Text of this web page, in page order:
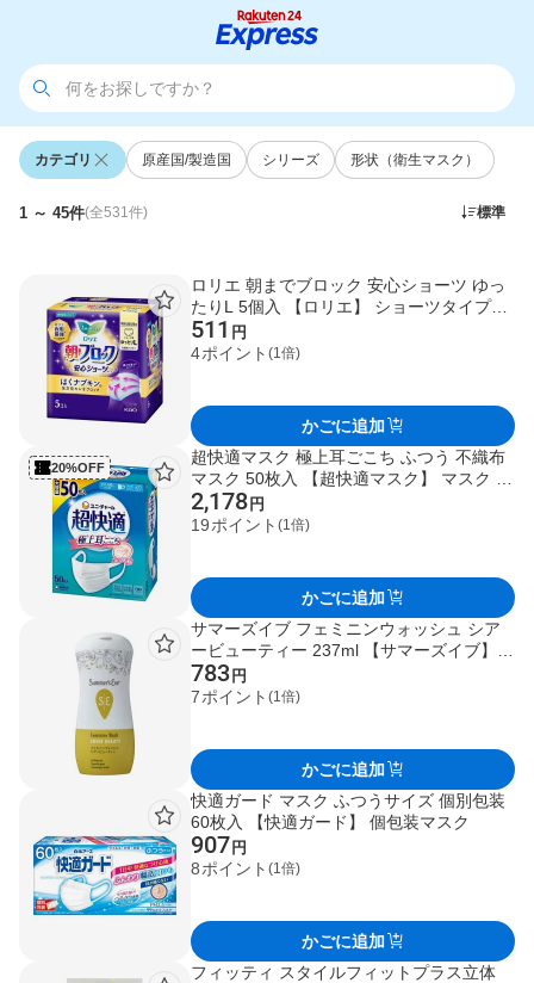
カテゴリ 原産国/製造国 シリーズ 形状（衛生マスク）
1 ～ 45件(全531件) 標準
ロリエ 朝までブロック 安心ショーツ ゆっ
たりL 5個入 【ロリエ】 ショーツタイプナ
プキン
511 円
4ポイント (1倍)
かごに追加
20%OFF
超快適マスク 極上耳ごこち ふつう 不織布
マスク 50枚入 【超快適マスク】 マスク 形
状・素材別
2,178 円
19ポイント (1倍)
かごに追加
サマーズイブ フェミニンウォッシュ シア
ービューティー 237ml 【サマーズイブ】
生理関連用品
783 円
7ポイント (1倍)
かごに追加
快適ガード マスク ふつうサイズ 個別包装
60枚入 【快適ガード】 個包装マスク
907 円
8ポイント (1倍)
かごに追加
フィッティ スタイルフィットプラス立体